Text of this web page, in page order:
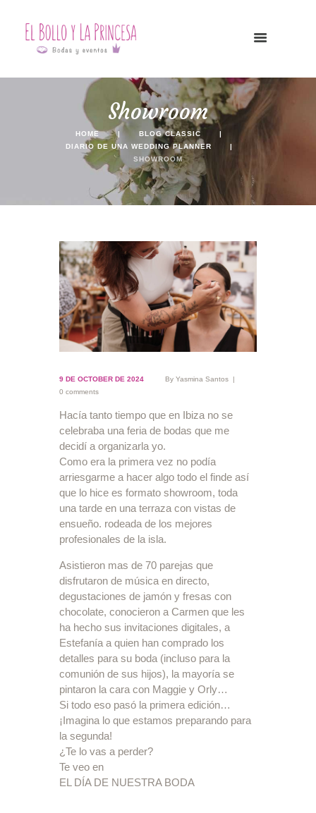
Showroom
HOME
BLOG CLASSIC
DIARIO DE UNA WEDDING PLANNER
SHOWROOM
9 DE OCTOBER DE 2024 ByYasmina Santos
0 comments
Hacía tanto tiempo que en Ibiza no se
celebraba una feria de bodas que me
decidí a organizarla yo.
Como era la primera vez no podía
arriesgarme a hacer algo todo el finde así
que lo hice es formato showroom, toda
una tarde en una terraza con vistas de
ensueño. rodeada de los mejores
profesionales de la isla.
Asistieron mas de 70 parejas que
disfrutaron de música en directo,
degustaciones de jamón y fresas con
chocolate, conocieron a Carmen que les
ha hecho sus invitaciones digitales, a
Estefanía a quien han comprado los
detalles para su boda (incluso para la
comunión de sus hijos), la mayoría se
pintaron la cara con Maggie y Orly…
Si todo eso pasó la primera edición…
¡Imagina lo que estamos preparando para
la segunda!
¿Te lo vas a perder?
Te veo en
EL DÍA DE NUESTRA BODA